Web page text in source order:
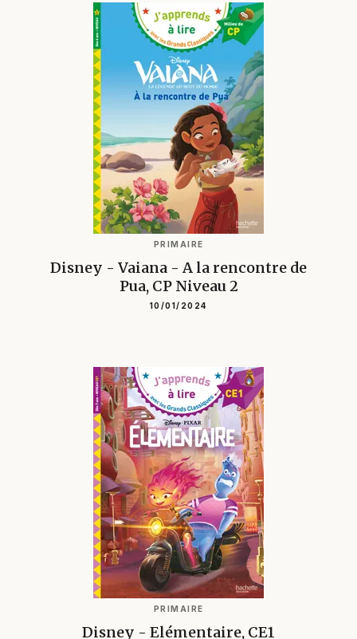
PRIMAIRE
Disney - Vaiana - A la rencontre de
Pua, CP Niveau 2
10/01/2024
PRIMAIRE
Disney - Elémentaire, CE1